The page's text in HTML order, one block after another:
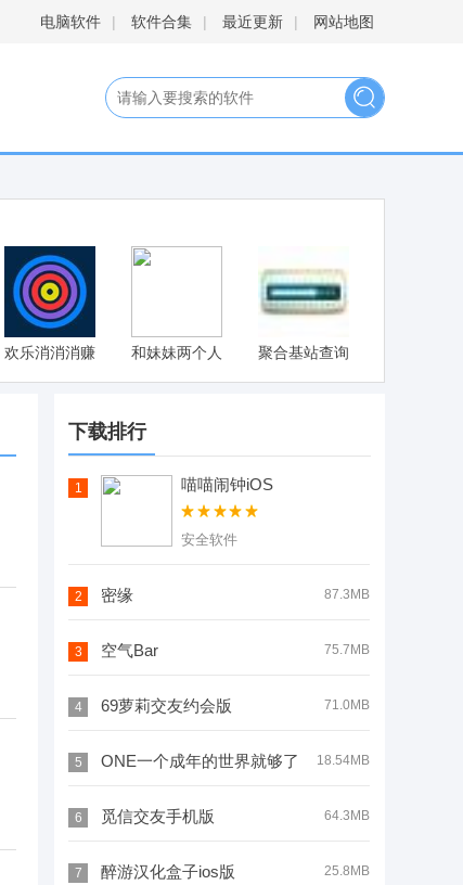
电脑软件 | 软件合集 | 最近更新 | 网站地图
欢乐消消消赚
钱版
和妹妹两个人
看家安卓汉化
聚合基站查询
下载排行
1 喵喵闹钟iOS
安全软件
2 87.3MB
密缘
3 75.7MB
空气Bar
4 71.0MB
69萝莉交友约会版
5 18.54MB
ONE一个成年的世界就够了
6 64.3MB
觅信交友手机版
7 25.8MB
醉游汉化盒子ios版